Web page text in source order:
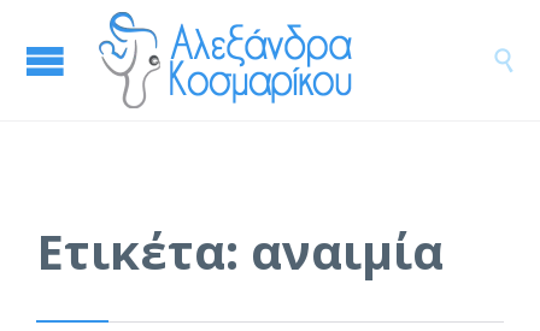

Ετικέτα: αναιμία